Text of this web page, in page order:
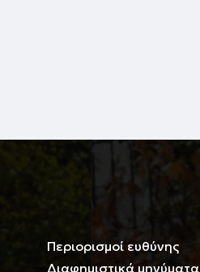
Περιορισμοί ευθύνης
Διαφημιστικά μηνύματα